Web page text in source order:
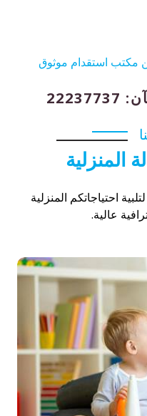
استقدام موثوق
المنزلية
احتياجاتكم المنزلية
عالية.